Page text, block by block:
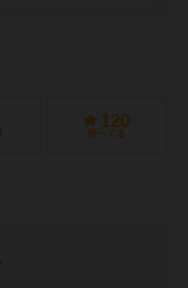
120
持ってる